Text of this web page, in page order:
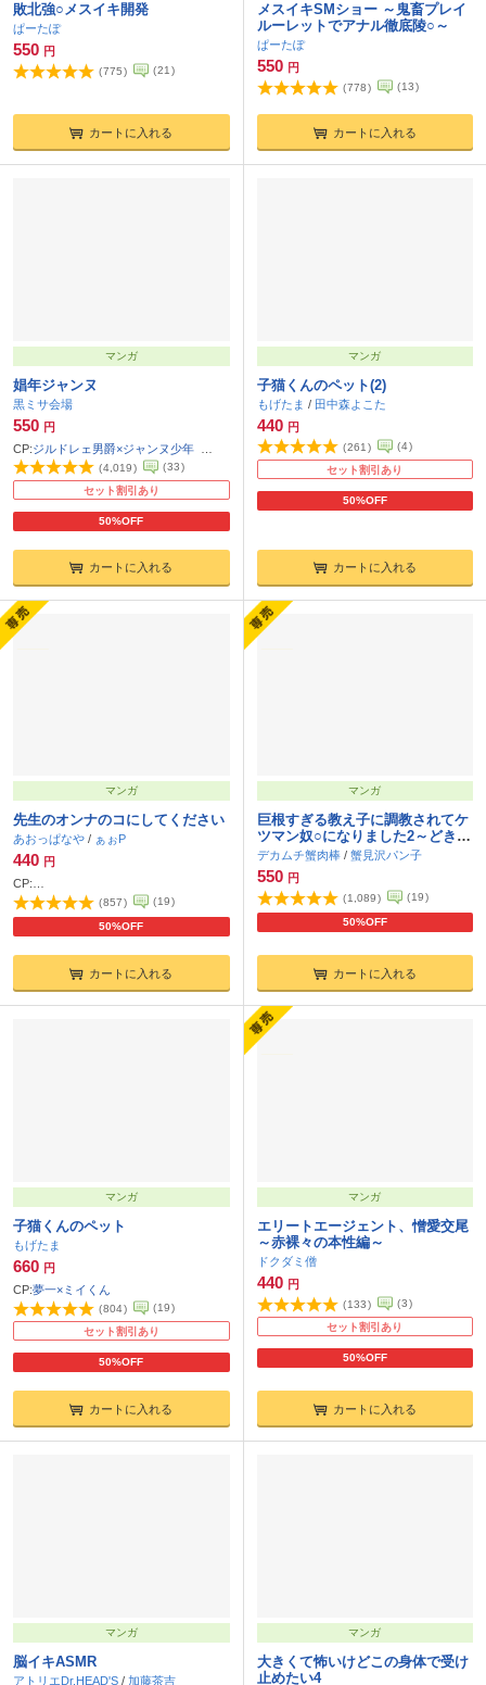
敗北強○メスイキ開発
ぱーたぽ
550 円
(775) (21 )
カートに入れる
メスイキSMショー ～鬼畜プレイ
ルーレットでアナル徹底陵○～
ぱーたぽ
550 円
(778) ( 13)
カートに入れる
マンガ
娼年ジャンヌ
黒ミサ会場
550 円
50%OFF
CP:ジルドレェ男爵×ジャンヌ少年 モブおじ貴族×ジャンヌ少年
(4,019) (33)
セット割引あり
カートに入れる
マンガ
子猫くんのペット(2)
もげたま / 田中森よこた
440 円
50%OFF
(261 ) (4)
セット割引あり
カートに入れる
マンガ
先生のオンナのコにしてください
あおっぱなや / ぁぉP
440 円
50%OFF
(857) (19)
カートに入れる
マンガ
巨根すぎる教え子に調教されてケ
ツマン奴○になりました2～どきど
き臨海学校編～
デカムチ蟹肉棒 / 蟹見沢パン子
550 円
50%OFF
(1,089) (19)
カートに入れる
マンガ
子猫くんのペット
もげたま
660 円
50%OFF
CP:夢一×ミイくん
(804) (19)
セット割引あり
カートに入れる
マンガ
エリートエージェント、憎愛交尾
～赤裸々の本性編～
ドクダミ僧
440 円
50%OFF
( 133) (3)
セット割引あり
カートに入れる
マンガ
脳イキASMR
アトリエDr.HEAD'S / 加藤茶吉
マンガ
大きくて怖いけどこの身体で受け
止めたい4